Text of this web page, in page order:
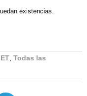
existencias.
, Todas las